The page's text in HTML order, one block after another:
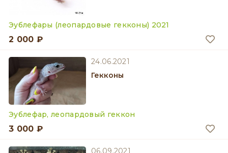
Эублефары (леопардовые гекконы) 2021
2 000 ₽
24.06.2021
Гекконы
Эублефар, леопардовый геккон
3 000 ₽
06.09.2021